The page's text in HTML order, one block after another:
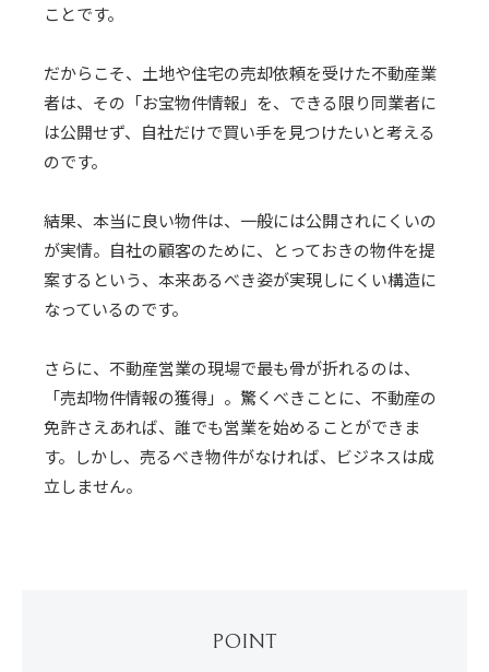
ことです。
だからこそ、土地や住宅の売却依頼を受けた不動産業
者は、その「お宝物件情報」を、できる限り同業者に
は公開せず、自社だけで買い手を見つけたいと考える
のです。
結果、本当に良い物件は、一般には公開されにくいの
が実情。自社の顧客のために、とっておきの物件を提
案するという、本来あるべき姿が実現しにくい構造に
なっているのです。
さらに、不動産営業の現場で最も骨が折れるのは、
「売却物件情報の獲得」。驚くべきことに、不動産の
免許さえあれば、誰でも営業を始めることができま
す。しかし、売るべき物件がなければ、ビジネスは成
立しません。
POINT